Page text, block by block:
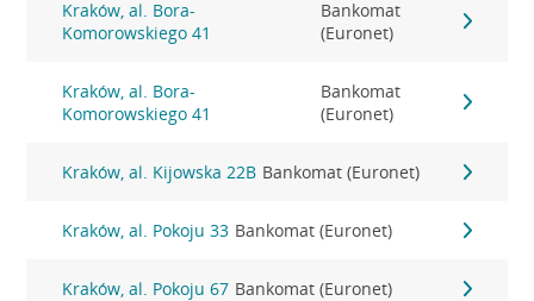
Kraków, al. Bora-
Komorowskiego 41
Bankomat
(Euronet)
Kraków, al. Bora-
Komorowskiego 41
Bankomat
(Euronet)
Kraków, al. Kijowska 22B Bankomat (Euronet)
Kraków, al. Pokoju 33 Bankomat (Euronet)
Kraków, al. Pokoju 67 Bankomat (Euronet)